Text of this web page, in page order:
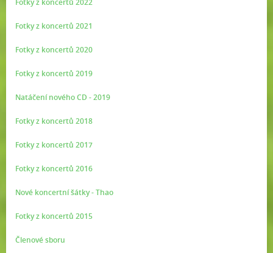
Fotky z koncertů 2022
Fotky z koncertů 2021
Fotky z koncertů 2020
Fotky z koncertů 2019
Natáčení nového CD - 2019
Fotky z koncertů 2018
Fotky z koncertů 2017
Fotky z koncertů 2016
Nové koncertní šátky - Thao
Fotky z koncertů 2015
Členové sboru